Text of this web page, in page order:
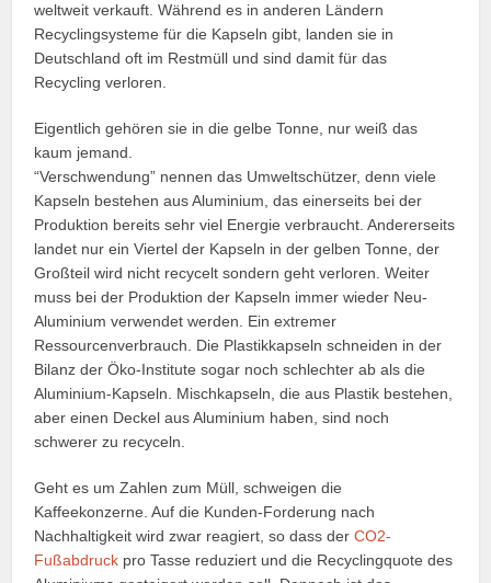
weltweit verkauft. Während es in anderen Ländern
Recyclingsysteme für die Kapseln gibt, landen sie in
Deutschland oft im Restmüll und sind damit für das
Recycling verloren.
Eigentlich gehören sie in die gelbe Tonne, nur weiß das
kaum jemand.
“Verschwendung” nennen das Umweltschützer, denn viele
Kapseln bestehen aus Aluminium, das einerseits bei der
Produktion bereits sehr viel Energie verbraucht. Andererseits
landet nur ein Viertel der Kapseln in der gelben Tonne, der
Großteil wird nicht recycelt sondern geht verloren. Weiter
muss bei der Produktion der Kapseln immer wieder Neu-
Aluminium verwendet werden. Ein extremer
Ressourcenverbrauch. Die Plastikkapseln schneiden in der
Bilanz der Öko-Institute sogar noch schlechter ab als die
Aluminium-Kapseln. Mischkapseln, die aus Plastik bestehen,
aber einen Deckel aus Aluminium haben, sind noch
schwerer zu recyceln.
Geht es um Zahlen zum Müll, schweigen die
Kaffeekonzerne. Auf die Kunden-Forderung nach
Nachhaltigkeit wird zwar reagiert, so dass der CO2-
Fußabdruck pro Tasse reduziert und die Recyclingquote des